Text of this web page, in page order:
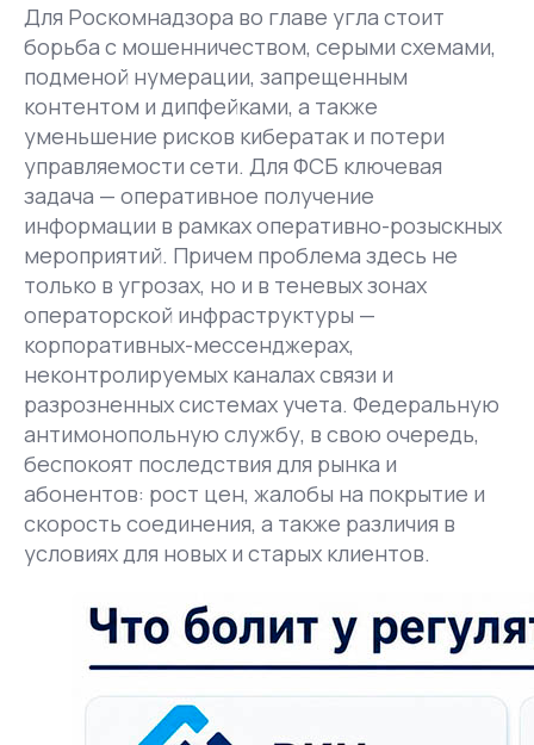
Для Роскомнадзора во главе угла стоит
борьба с мошенничеством, серыми схемами,
подменой нумерации, запрещенным
контентом и дипфейками, а также
уменьшение рисков кибератак и потери
управляемости сети. Для ФСБ ключевая
задача — оперативное получение
информации в рамках оперативно-розыскных
мероприятий. Причем проблема здесь не
только в угрозах, но и в теневых зонах
операторской инфраструктуры —
корпоративных-мессенджерах,
неконтролируемых каналах связи и
разрозненных системах учета. Федеральную
антимонопольную службу, в свою очередь,
беспокоят последствия для рынка и
абонентов: рост цен, жалобы на покрытие и
скорость соединения, а также различия в
условиях для новых и старых клиентов.